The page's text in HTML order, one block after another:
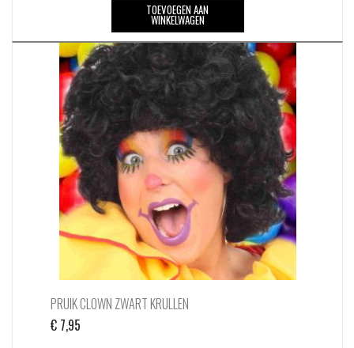
TOEVOEGEN AAN
WINKELWAGEN
PRUIK CLOWN ZWART KRULLEN
€ 7,95